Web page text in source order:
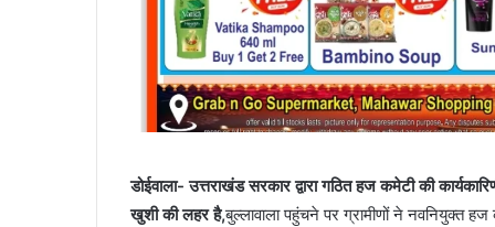
डोईवाला- उत्तराखंड सरकार द्वारा गठित हज कमेटी की
खुशी की लहर है,बुल्लावाला पहुंचने पर ग्रामीणों ने नवनियुक्त